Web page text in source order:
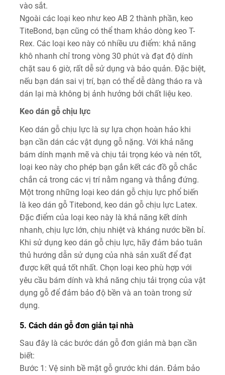
vào sắt.
Ngoài các loại keo như keo AB 2 thành phần, keo
TiteBond, bạn cũng có thể tham khảo dòng keo T-
Rex. Các loại keo này có nhiều ưu điểm: khả năng
khô nhanh chỉ trong vòng 30 phút và đạt độ dính
chặt sau 6 giờ, rất dễ sử dụng và bảo quản. Đặc biệt,
nếu bạn dán sai vị trí, bạn có thể dễ dàng tháo ra và
dán lại mà không bị ảnh hưởng bởi chất liệu keo.
Keo dán gỗ chịu lực
Keo dán gỗ chịu lực là sự lựa chọn hoàn hảo khi
bạn cần dán các vật dụng gỗ nặng. Với khả năng
bám dính mạnh mẽ và chịu tải trọng kéo và nén tốt,
loại keo này cho phép bạn gắn kết các đồ gỗ chắc
chắn cả trong các vị trí nằm ngang và thẳng đứng.
Một trong những loại keo dán gỗ chịu lực phổ biến
là keo dán gỗ Titebond, keo dán gỗ chịu lực Latex.
Đặc điểm của loại keo này là khả năng kết dính
nhanh, chịu lực lớn, chịu nhiệt và kháng nước bền bỉ.
Khi sử dụng keo dán gỗ chịu lực, hãy đảm bảo tuân
thủ hướng dẫn sử dụng của nhà sản xuất để đạt
được kết quả tốt nhất. Chọn loại keo phù hợp với
yêu cầu bám dính và khả năng chịu tải trọng của vật
dụng gỗ để đảm bảo độ bền và an toàn trong sử
dụng.
5. Cách dán gỗ đơn giản tại nhà
Sau đây là các bước dán gỗ đơn giản mà bạn cần
biết:
Bước 1: Vệ sinh bề mặt gỗ grước khi dán. Đảm bảo